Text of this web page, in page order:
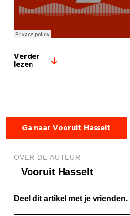
Verder
lezen
Ga naar Vooruit Hasselt
OVER DE AUTEUR
Vooruit Hasselt
Deel dit artikel met je vrienden.